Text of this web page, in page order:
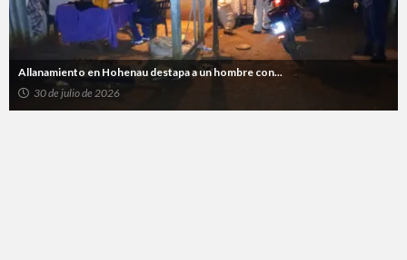
Allanamiento en Hohenau destapa a un hombre con...
30 de julio de 2026